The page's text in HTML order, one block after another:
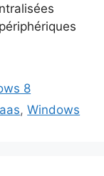
8
,Windows